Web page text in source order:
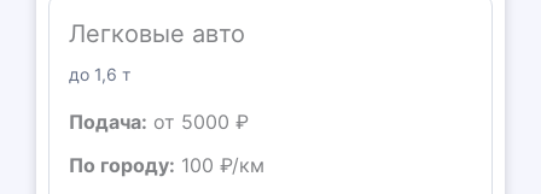
Легковые авто
до 1,6 т
Подача: от 5000 ₽
По городу: 100 ₽/км